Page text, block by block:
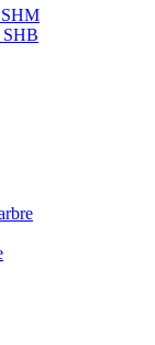
SHM
SHB